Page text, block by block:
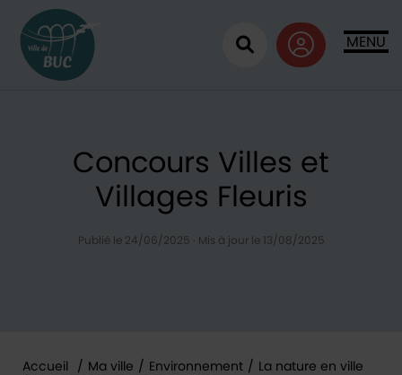
MENU
Ouvrir la
Concours Villes et
Villages Fleuris
Publié le 24/06/2025 · Mis à jour le 13/08/2025
Accueil / Ma ville / Environnement /
La nature en ville